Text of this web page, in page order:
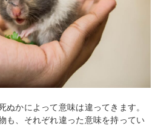
ぬかによって意味は違ってきます。
も、それぞれ違った意味を持ってい